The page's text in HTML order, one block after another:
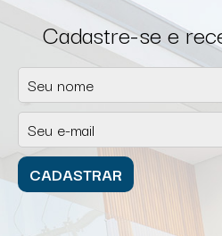
Cadastre-se e